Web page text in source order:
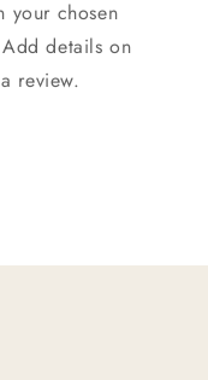
your chosen
details on
review.